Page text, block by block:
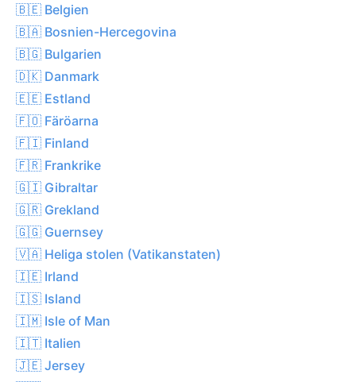
🇧🇪 Belgien
🇧🇦 Bosnien-Hercegovina
🇧🇬 Bulgarien
🇩🇰 Danmark
🇪🇪 Estland
🇫🇴 Färöarna
🇫🇮 Finland
🇫🇷 Frankrike
🇬🇮 Gibraltar
🇬🇷 Grekland
🇬🇬 Guernsey
🇻🇦 Heliga stolen (Vatikanstaten)
🇮🇪 Irland
🇮🇸 Island
🇮🇲 Isle of Man
🇮🇹 Italien
🇯🇪 Jersey